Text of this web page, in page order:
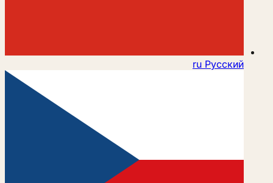
ruРусский